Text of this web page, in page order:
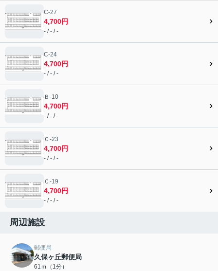
C-27
4,700円
- / - / -
C-24
4,700円
- / - / -
Ｂ-10
4,700円
- / - / -
Ｃ-23
4,700円
- / - / -
Ｃ-19
4,700円
- / - / -
周辺施設
郵便局
久保ヶ丘郵便局
61ｍ（1分）